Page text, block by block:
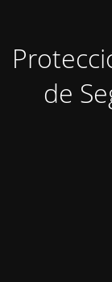
de